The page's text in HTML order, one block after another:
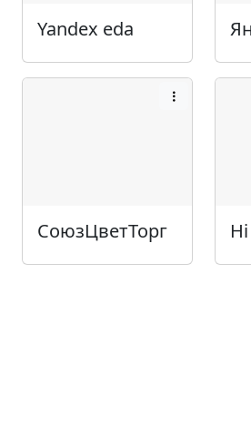
Yandex eda
СоюзЦветТорг